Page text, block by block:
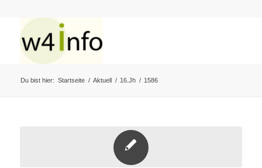
Du bist hier: Startseite / Aktuell / 16.Jh / 1586